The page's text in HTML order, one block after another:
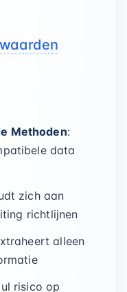
Methoden:
data
zich aan
richtlijnen
alleen
risico op